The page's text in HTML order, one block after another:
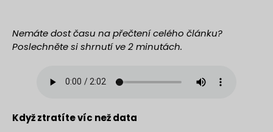
Nemáte dost času na přečtení celého článku?
Poslechněte si shrnutí ve 2 minutách.
Když ztratíte víc než data